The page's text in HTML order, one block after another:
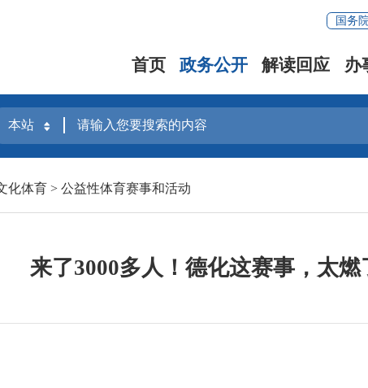
国务院
首页 政务公开 解读回应 办
化体育 > 公益性体育赛事和活动
来了3000多人！德化这赛事，太燃